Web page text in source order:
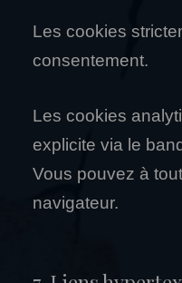
Les cookies
consentement.
Les cookies
explicite via le
Vous pouvez à
navigateur.